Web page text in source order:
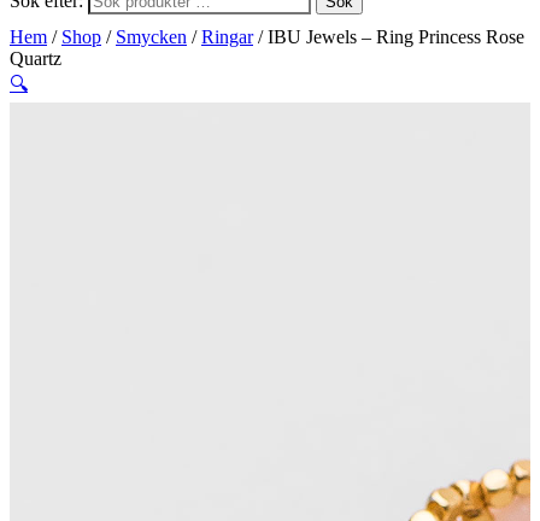
Hem / Shop / Smycken /Ringar/ IBU Jewels – Ring Princess Rose
Quartz
🔍